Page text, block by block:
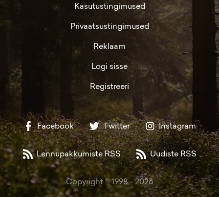
Kasutustingimused
Privaatsustingimused
Reklaam
Logi sisse
Registreeri
Facebook Twitter Instagram
Lennupakkumiste RSS Uudiste RSS
Copyright © 1998 -2026